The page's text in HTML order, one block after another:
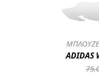
ADIDAS